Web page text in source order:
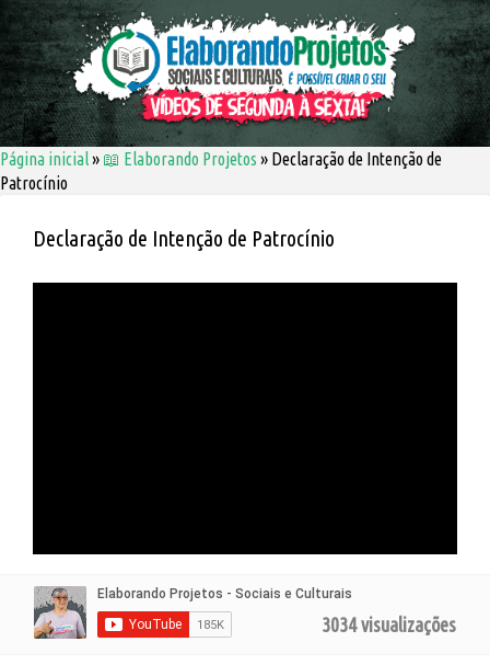
Página inicial» 📖 Elaborando Projetos » Declaração de Intenção de
Patrocínio
Declaração de Intenção de Patrocínio
3034 visualizações